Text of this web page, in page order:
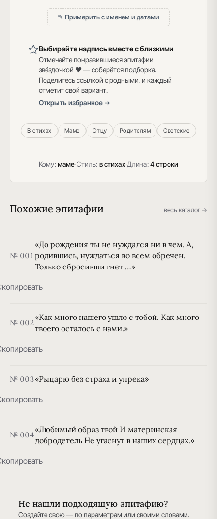
✎ Примерить с именем и датами
Выбирайте надпись вместе с близкими
Отмечайте понравившиеся эпитафии
звёздочкой ♥ — соберётся подборка.
Поделитесь ссылкой с родными, и каждый
отметит свой вариант.
Открыть избранное →
В стихах Маме Отцу Родителям Светские
Кому:маме·Стиль: в стихах·Длина:4 строки
Похожие эпитафии весь каталог →
№ 001
«До рождения ты не нуждался ни в чем. А,
родившись, нуждаться во всем обречен.
Только сбросивши гнет …»
№ 002
«Как много нашего ушло с тобой. Как много
твоего осталось с нами.»
№ 003«Рыцарю без страха и упрека»
№ 004
«Любимый образ твой И материнская
добродетель Не угаснут в наших сердцах.»
Не нашли подходящую эпитафию?
Создайте свою — по параметрам или своими словами.